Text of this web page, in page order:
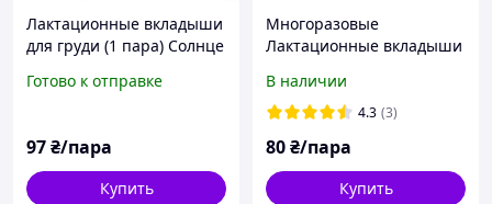
Лактационные вкладыши
для груди (1 пара) Солнце
Готово к отправке
97₴/пара
Купить
Многоразовые
Лактационные вкладыши
Прокладки лактационные
цена 2 шт.
В наличии
4.3 (3)
80₴/пара
Купить